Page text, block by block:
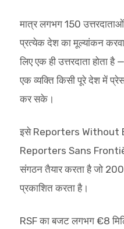
मात्र लगभग 150
प्रत्येक देश का मूल्यांकन
लिए एक ही उत्तरदाता होता
एक व्यक्ति किसी पूरे देश में
कर सके।
इसे Reporters Without
Reporters Sans
संगठन तैयार करता है जो
प्रकाशित करता है।
RSF का बजट लगभग €8